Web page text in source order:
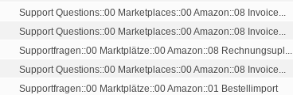
Support Questions::00 Marketplaces::00 Amazon::08 Invoice...
Support Questions::00 Marketplaces::00 Amazon::08 Invoice...
Supportfragen::00 Marktplätze::00 Amazon::08 Rechnungsupl...
Support Questions::00 Marketplaces::00 Amazon::08 Invoice...
Supportfragen::00 Marktplätze::00 Amazon::01 Bestellimport